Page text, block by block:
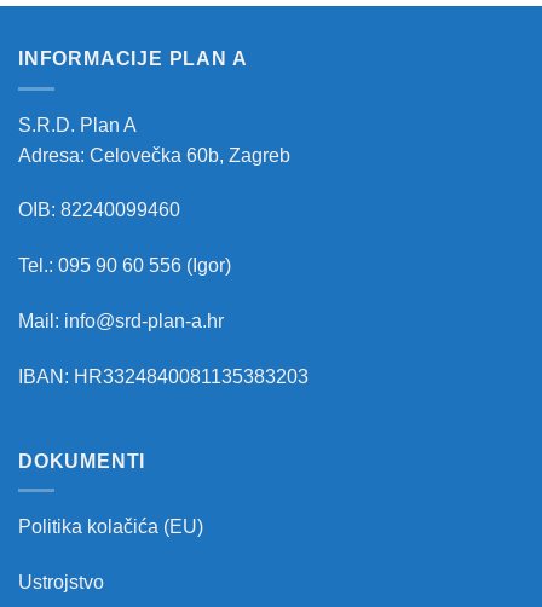
INFORMACIJE PLAN A
S.R.D. Plan A
Adresa: Celovečka 60b, Zagreb
OIB: 82240099460
Tel.: 095 90 60 556 (Igor)
Mail: info@srd-plan-a.hr
IBAN: HR3324840081135383203
DOKUMENTI
Politika kolačića (EU)
Ustrojstvo